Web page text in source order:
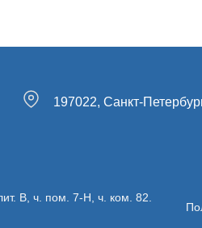
197022, Санкт-
В, ч. пом. 7-Н, ч. ком. 82.